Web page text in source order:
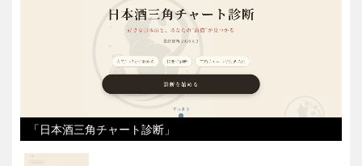
「日本酒三角チャート診断」